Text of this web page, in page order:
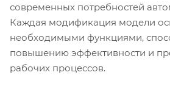
современных потребностей
Каждая модификация модели
необходимыми функциями,
повышению эффективности и
рабочих процессов.